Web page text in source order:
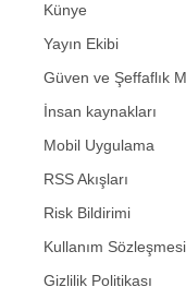
Künye
Yayın Ekibi
Güven ve Şeffaflık
İnsan kaynakları
Mobil Uygulama
RSS Akışları
Risk Bildirimi
Kullanım Sözleşmesi
Gizlilik Politikası